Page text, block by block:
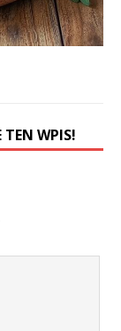
TEN WPIS!